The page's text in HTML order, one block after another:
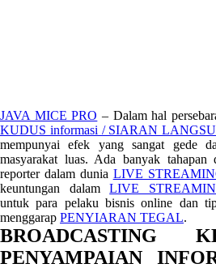
JAVA MICE PRO – Dalam hal
KUDUS informasi / SIARAN
mempunyai efek yang sangat gede
masyarakat luas. Ada banyak tahapan
reporter dalam dunia LIVE
keuntungan dalamLIVE
untuk para pelaku bisnis online dan
menggarap PENYIARAN TEGAL.
BROADCASTING
PENYAMPAIAN